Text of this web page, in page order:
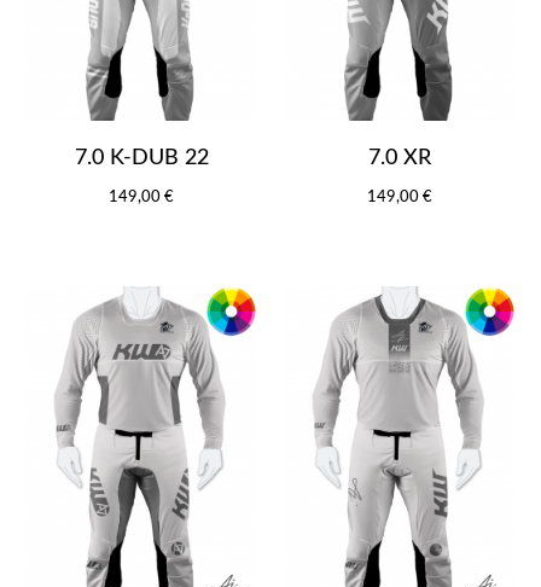
7.0 K-DUB 22
149,00 €
7.0 XR
149,00 €